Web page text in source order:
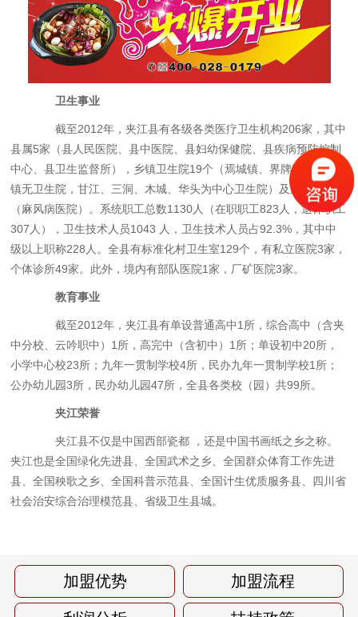
卫生事业
截至2012年，夹江县有各级各类医疗卫生机构206家，其中
县属5家（县人民医院、县中医院、县妇幼保健院、县疾病预防控制
中心、县卫生监督所），乡镇卫生院19个（焉城镇、界牌镇、黄土
镇无卫生院，甘江、三洞、木城、华头为中心卫生院）及康复医院
（麻风病医院）。系统职工总数1130人（在职职工823人，退休职工
307人），卫生技术人员1043 人，卫生技术人员占92.3%，其中中
级以上职称228人。全县有标准化村卫生室129个，有私立医院3家，
个体诊所49家。此外，境内有部队医院1家，厂矿医院3家。
教育事业
截至2012年，夹江县有单设普通高中1所，综合高中（含夹
中分校、云吟职中）1所，高完中（含初中）1所；单设初中20所，
小学中心校23所；九年一贯制学校4所，民办九年一贯制学校1所；
公办幼儿园3所，民办幼儿园47所，全县各类校（园）共99所。
夹江荣誉
夹江县不仅是中国西部瓷都 ，还是中国书画纸之乡之称。
夹江也是全国绿化先进县、全国武术之乡、全国群众体育工作先进
县、全国秧歌之乡、全国科普示范县、全国计生优质服务县、四川省
社会治安综合治理模范县、省级卫生县城。
加盟优势 加盟流程